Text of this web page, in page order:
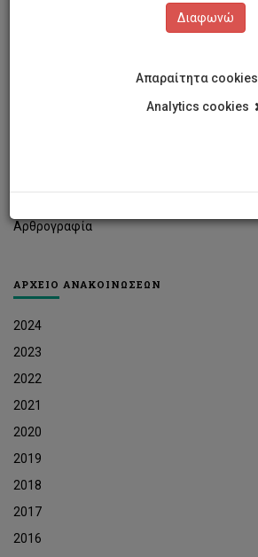
Αρθρογραφία
ΑΡΧΕΙΟ ΑΝΑΚΟΙΝΩΣΕΩΝ
2024
2023
2022
2021
2020
2019
2018
2017
2016
Διαφωνώ
Απαραίτητα cookies
Analytics cookies